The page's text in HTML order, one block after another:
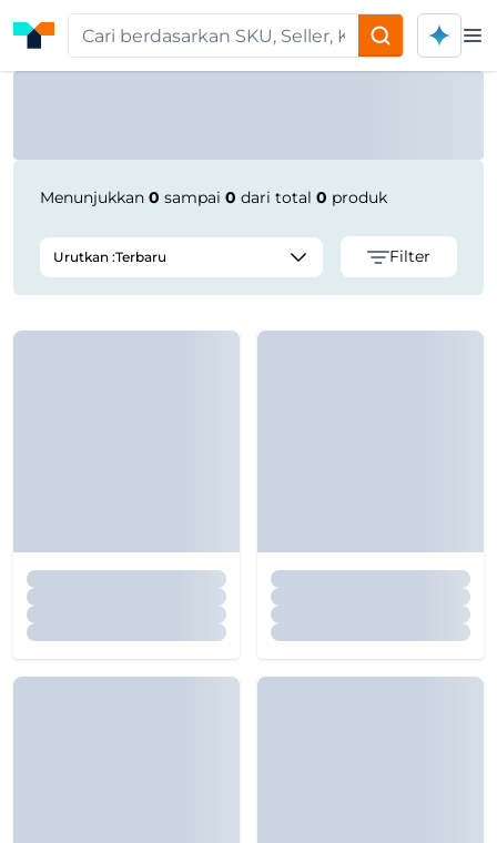
Menunjukkan 0 sampai 0 dari total 0 produk
Urutkan :Terbaru Filter